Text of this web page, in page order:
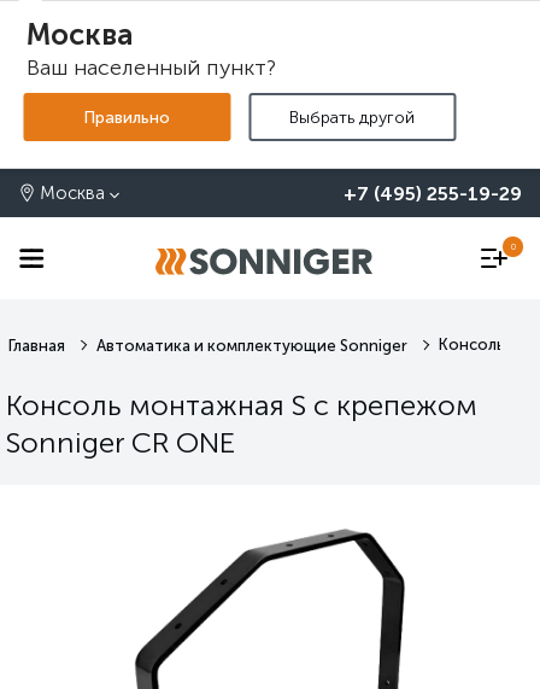
Москва
Москва
Ваш населенный пункт?
+7 (495) 255-19-29
0
Главная Автоматика и комплектующие Sonniger Консоль
Консоль монтажная S c крепежом
Sonniger CR ONE